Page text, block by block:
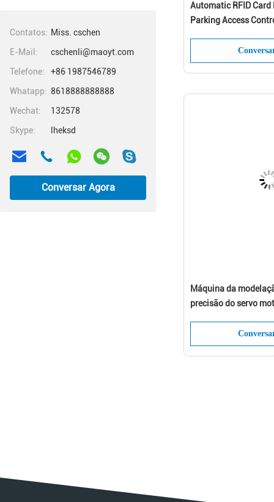
Contatos: Miss. cschen
E-Mail:
cschenli@maoyt.com
Telefone:
+86 1987546789
Whatapp: 8618888888888
Wechat:
132578
Skype:
lheksd
Conversar Agora
Automatic RFID Card
Parking Access
Máquina da
precisão do servo